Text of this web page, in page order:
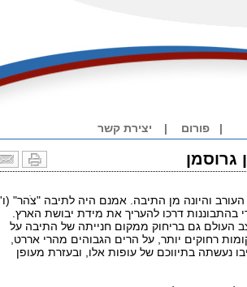
| פורום | יצירת קשר
גרוסמן
והיונה מן התיבה. אמנם היה לתיבה "צֹהר" (ו'
דרכו להעריך את מידת יבושת הארץ.
העולם גם בריחוק ממקום חנייתה של התיבה על
רחוקים יותר, על הרים הגבוהים מהרי אררט,
בתיווכם של עופות אלו, ובעזרת מעופן